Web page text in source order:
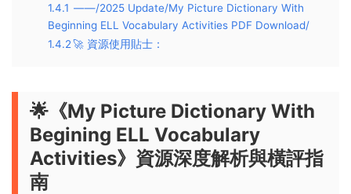
1.4.1 ——/2025 Update/My Picture Dictionary With
Beginning ELL Vocabulary Activities PDF Download/
1.4.2​​🚀 資源使用貼士​​：
🌟《My Picture Dictionary With
Begining ELL Vocabulary
Activities》資源深度解析與橫評指
南